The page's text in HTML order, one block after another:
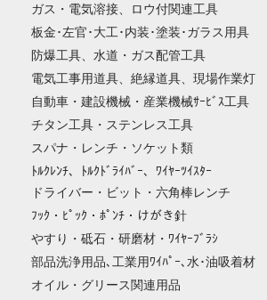
ガス・電気溶接、ロウ付関連工具
板金･左官･大工･内装･塗装･ガラス用具
防爆工具、水道・ガス配管工具
電気工事用道具、絶縁道具、現場作業灯
自動車・建設機械・産業機械ｻｰﾋﾞｽ工具
チタン工具・ステンレス工具
スパナ・レンチ・ソケット類
ﾄﾙｸﾚﾝﾁ、ﾄﾙｸﾄﾞﾗｲﾊﾞｰ、ﾜｲﾔｰﾂｲｽﾀｰ
ドライバー・ビット・六角棒レンチ
ﾌｯｸ・ﾋﾟｯｸ・ﾎﾟﾝﾁ・けがき針
やすり・砥石・研磨材・ﾜｲﾔｰﾌﾞﾗｼ
部品洗浄用品､工業用ﾜｲﾊﾟｰ､水･油吸着材
オイル・グリース関連用品